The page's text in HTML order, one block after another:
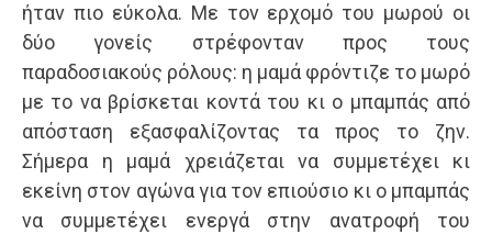
ήταν πιο εύκολα. Με τον ερχομό του μωρού οι
δύο γονείς στρέφονταν προς τους
παραδοσιακούς ρόλους: η μαμά φρόντιζε το μωρό
με το να βρίσκεται κοντά του κι ο μπαμπάς από
απόσταση εξασφαλίζοντας τα προς το ζην.
Σήμερα η μαμά χρειάζεται να συμμετέχει κι
εκείνη στον αγώνα για τον επιούσιο κι ο μπαμπάς
να συμμετέχει ενεργά στην ανατροφή του